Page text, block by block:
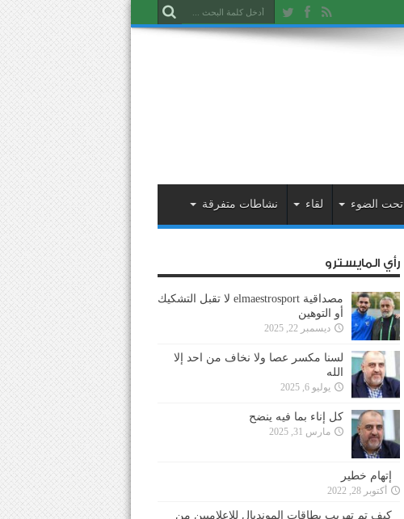
تحت الضوء لقاء نشاطات متفرقة
رأي المايسترو
مصداقية elmaestrosport لا تقبل التشكيك
أو التوهين
ديسمبر 22, 2025
لسنا مكسر عصا ولا نخاف من احد إلا
الله
يوليو 6, 2025
كل إناء بما فيه ينضح
مارس 31, 2025
إتهام خطير
أكتوبر 28, 2022
كيف تم تهريب بطاقات المونديال للإعلاميين من